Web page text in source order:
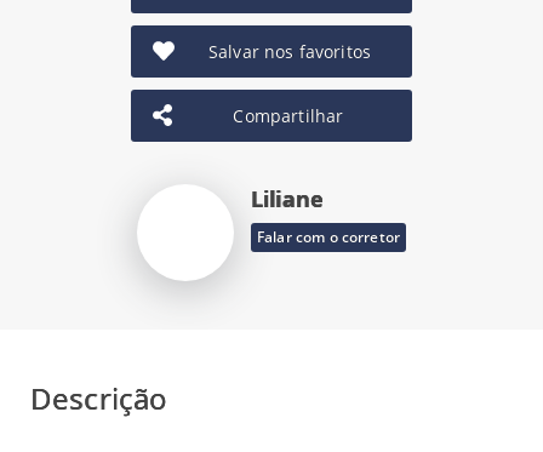
Salvar nos favoritos
Compartilhar
Liliane
Falar com o corretor
Descrição